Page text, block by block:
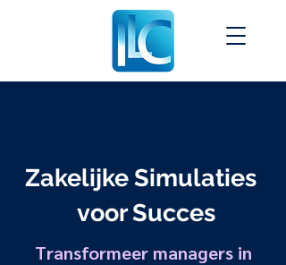
Zakelijke Simulaties
voor Succes
Transformeer managers in